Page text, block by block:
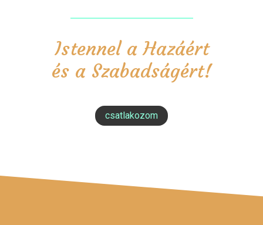
Istennel a Hazáért
és a Szabadságért!
csatlakozom